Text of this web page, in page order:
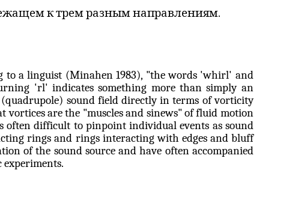
к трем разным направлениям.
to a linguist (Minahen1983), "the words 'whirl' and
'rl' indicates something more than simply an
(quadrupole) sound field directly in terms ofvorticity
vortices are the "muscles and sinews" of fluid motion
often difficult to pinpoint individual events as sound
rings and rings interacting with edges and bluff
of the sound source and have often accompanied
experiments.